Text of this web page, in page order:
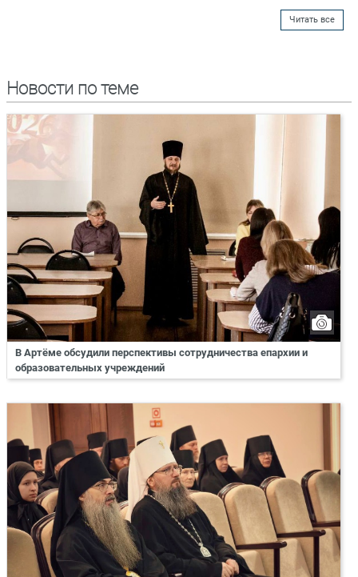
Читать все
Новости по теме
В Артёме обсудили перспективы сотрудничества епархии и
образовательных учреждений